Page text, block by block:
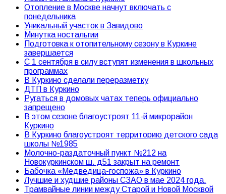
Отопление в Москве начнут включать с
понедельника
Уникальный участок в Завидово
Минутка ностальгии
Подготовка к отопительному сезону в Куркине
завершается
С 1 сентября в силу вступят изменения в школьных
программах
В Куркино сделали переразметку
ДТП в Куркино
Ругаться в домовых чатах теперь официально
запрещено
В этом сезоне благоустроят 11-й микрорайон
Куркино
В Куркино благоустроят территорию детского сада
школы №1985
Молочно-раздаточный пункт №212 на
Новокуркинском ш. д51 закрыт на ремонт
Бабочка «Медведица-госпожа» в Куркино
Лучшие и худшие районы СЗАО в мае 2024 года.
Трамвайные линии между Старой и Новой Москвой